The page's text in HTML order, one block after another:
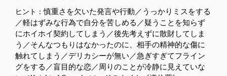
ヒント：慎重さを欠いた発言や行動／うっかりミスをする
／軽はずみな行為で自分を苦しめる／疑うことを知らず
にホイホイ契約してしまう／後先考えずに散財してしま
う／そんなつもりはなかったのに、相手の精神的な傷に
触れてしまう／デリカシーが無い／急ぎすぎてフライン
グをする／盲目的な恋／周りのことが冷静に見えていな